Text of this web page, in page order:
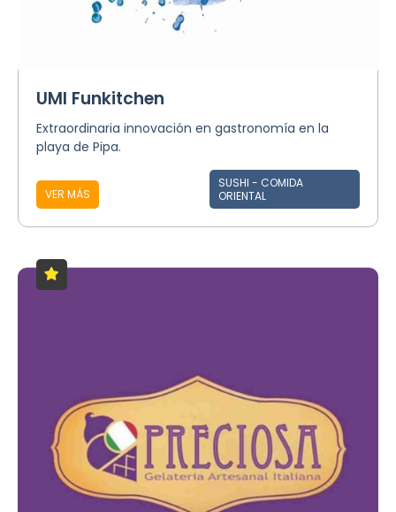
UMI Funkitchen
Extraordinaria innovación en gastronomía en la
playa de Pipa.
VER MÁS
SUSHI - COMIDA
ORIENTAL